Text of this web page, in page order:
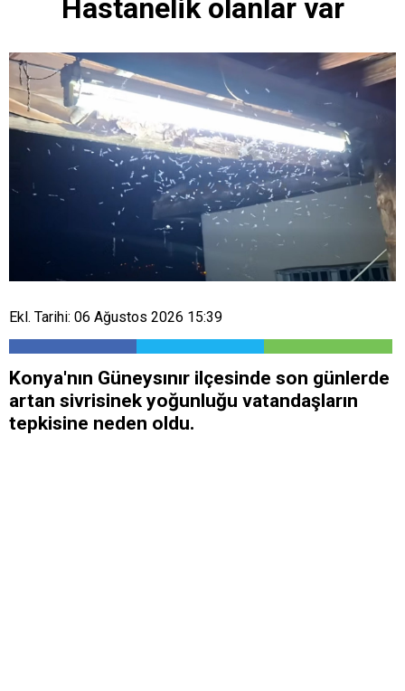
Hastanelik olanlar var
Ekl. Tarihi: 06 Ağustos 2026 15:39
Konya'nın Güneysınır ilçesinde son günlerde
artan sivrisinek yoğunluğu vatandaşların
tepkisine neden oldu.